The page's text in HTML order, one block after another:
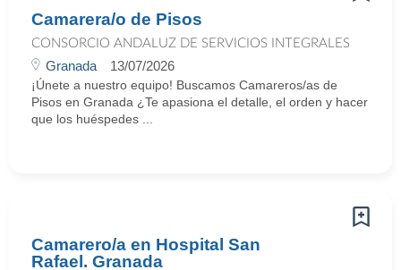
Camarera/o de Pisos
CONSORCIO ANDALUZ DE SERVICIOS INTEGRALES
Granada 13/07/2026
¡Únete a nuestro equipo! Buscamos Camareros/as de
Pisos en Granada ¿Te apasiona el detalle, el orden y hacer
que los huéspedes ...
Camarero/a en Hospital San
Rafael. Granada